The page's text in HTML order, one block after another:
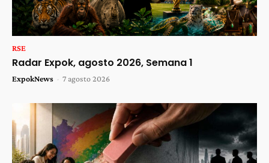
RSE
Radar Expok, agosto 2026, Semana 1
ExpokNews - 7 agosto 2026